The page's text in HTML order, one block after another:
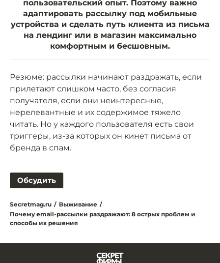
пользовательский опыт. Поэтому важно
адаптировать рассылку под мобильные
устройства и сделать путь клиента из письма
на лендинг или в магазин максимально
комфортным и бесшовным.
Резюме: рассылки начинают раздражать, если
прилетают слишком часто, без согласия
получателя, если они неинтересные,
нерелевантные и их содержимое тяжело
читать. Но у каждого пользователя есть свои
триггеры, из-за которых он кинет письма от
бренда в спам.
Обсудить
Secretmag.ru / Выживание /
Почему email-рассылки раздражают: 8 острых проблем и
способы их решения